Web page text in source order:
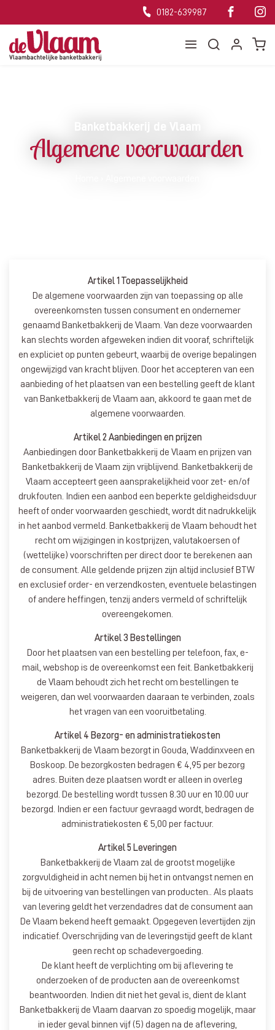
0182-639987
Banketbakkerij de Vlaam
Algemene voorwaarden
Artikel 1 Toepasselijkheid
De algemene voorwaarden zijn van toepassing op alle
overeenkomsten tussen consument en ondernemer
genaamd Banketbakkerij de Vlaam. Van deze voorwaarden
kan slechts worden afgeweken indien dit vooraf, schriftelijk
en expliciet op punten gebeurt, waarbij de overige bepalingen
ongewijzigd van kracht blijven. Door het accepteren van een
aanbieding of het plaatsen van een bestelling geeft de klant
van Banketbakkerij de Vlaam aan, akkoord te gaan met de
algemene voorwaarden.
Artikel 2 Aanbiedingen en prijzen
Aanbiedingen door Banketbakkerij de Vlaam en prijzen van
Banketbakkerij de Vlaam zijn vrijblijvend. Banketbakkerij de
Vlaam accepteert geen aansprakelijkheid voor zet- en/of
drukfouten. Indien een aanbod een beperkte geldigheidsduur
heeft of onder voorwaarden geschiedt, wordt dit nadrukkelijk
in het aanbod vermeld. Banketbakkerij de Vlaam behoudt het
recht om wijzigingen in kostprijzen, valutakoersen of
(wettelijke) voorschriften per direct door te berekenen aan
de consument. Alle geldende prijzen zijn altijd inclusief BTW
en exclusief order- en verzendkosten, eventuele belastingen
of andere heffingen, tenzij anders vermeld of schriftelijk
overeengekomen.
Artikel 3 Bestellingen
Door het plaatsen van een bestelling per telefoon, fax, e-
mail, webshop is de overeenkomst een feit. Banketbakkerij
de Vlaam behoudt zich het recht om bestellingen te
weigeren, dan wel voorwaarden daaraan te verbinden, zoals
het vragen van een vooruitbetaling.
Artikel 4 Bezorg- en administratiekosten
Banketbakkerij de Vlaam bezorgt in Gouda, Waddinxveen en
Boskoop. De bezorgkosten bedragen € 4,95 per bezorg
adres. Buiten deze plaatsen wordt er alleen in overleg
bezorgd. De bestelling wordt tussen 8.30 uur en 10.00 uur
bezorgd. Indien er een factuur gevraagd wordt, bedragen de
administratiekosten € 5,00 per factuur.
Artikel 5 Leveringen
Banketbakkerij de Vlaam zal de grootst mogelijke
zorgvuldigheid in acht nemen bij het in ontvangst nemen en
bij de uitvoering van bestellingen van producten.. Als plaats
van levering geldt het verzendadres dat de consument aan
De Vlaam bekend heeft gemaakt. Opgegeven levertijden zijn
indicatief. Overschrijding van de leveringstijd geeft de klant
geen recht op schadevergoeding.
De klant heeft de verplichting om bij aflevering te
onderzoeken of de producten aan de overeenkomst
beantwoorden. Indien dit niet het geval is, dient de klant
Banketbakkerij de Vlaam daarvan zo spoedig mogelijk, maar
in ieder geval binnen vijf (5) dagen na de aflevering,